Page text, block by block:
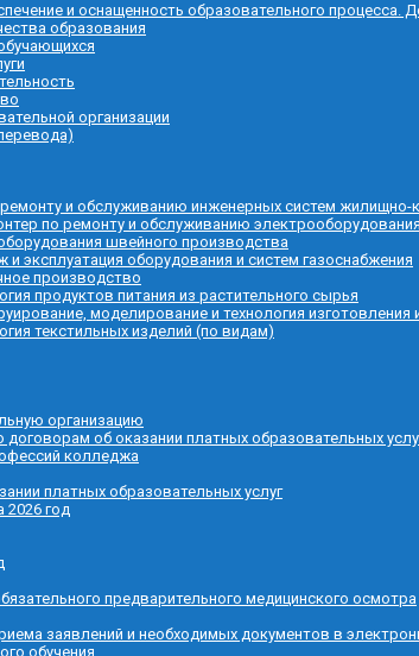
и оснащенность образовательного процесса.
образования
организации
и обслуживанию инженерных систем жилищно-
по ремонту и обслуживанию
швейного производства
эксплуатация оборудования и систем газоснабжения
производство
продуктов питания из растительного сырья
моделирование и технология
текстильных изделий (по видам)
организацию
договорам об оказании платных образовательных
колледжа
платных образовательных услуг
год
предварительного медицинского осмотра
заявлений и необходимых документов в
обучения